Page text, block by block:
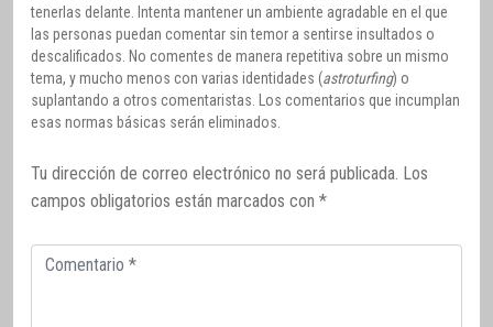
tenerlas delante. Intenta mantener un ambiente agradable en el que
las personas puedan comentar sin temor a sentirse insultados o
descalificados. No comentes de manera repetitiva sobre un mismo
tema, y mucho menos con varias identidades (astroturfing) o
suplantando a otros comentaristas. Los comentarios que incumplan
esas normas básicas serán eliminados.
Tu dirección de correo electrónico no será publicada. Los
campos obligatorios están marcados con *
Comentario